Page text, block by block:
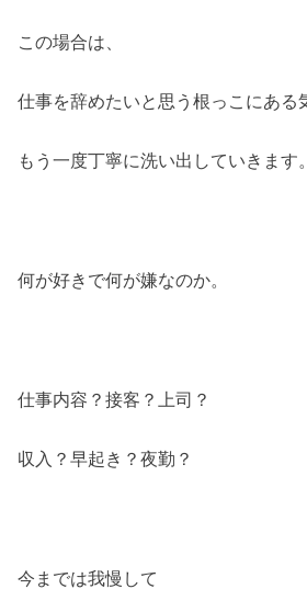
この場合は、
仕事を辞めたいと思う根っこにある
もう一度丁寧に洗い出していきます。
何が好きで何が嫌なのか。
仕事内容？接客？上司？
収入？早起き？夜勤？
今までは我慢して